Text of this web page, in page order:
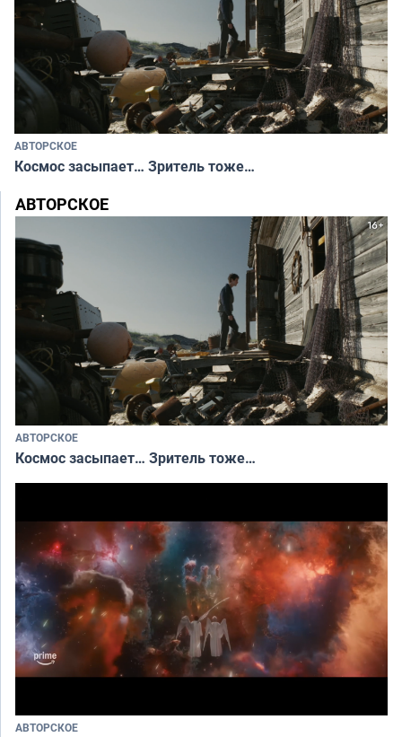
АВТОРСКОЕ
Космос засыпает… Зритель тоже…
АВТОРСКОЕ
АВТОРСКОЕ
Космос засыпает… Зритель тоже…
АВТОРСКОЕ